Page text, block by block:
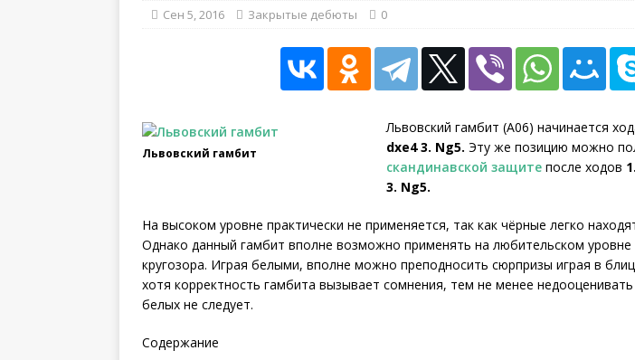
[ Май 11, 2026 ]
Фаустино Оро стал вторым в списке самых юных
истории в возрасте 12 лет
2026
Сен 5, 2016 Закрытые дебюты 0
Львовский гамбит
Львовский гамбит (А06) начинается
dxe4 3. Ng5. Эту же позицию можно
скандинавской защите после ходов
3. Ng5.
На высоком уровне практически не применяется, так как чёрные легко
Однако данный гамбит вполне возможно применять на любительском уровне
кругозора. Играя белыми, вполне можно преподносить сюрпризы играя в
хотя корректность гамбита вызывает сомнения, тем не менее
белых не следует.
Содержание